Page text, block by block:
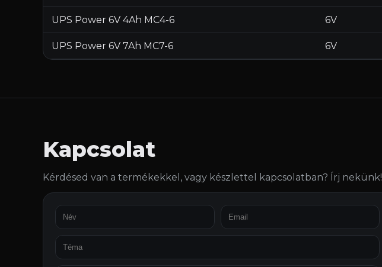
UPS Power 6V 4Ah MC4-6 6V
UPS Power 6V 7Ah MC7-6 6V
Kapcsolat
Kérdésed van a termékekkel, vagy készlettel kapcsolatban? Írj nekünk!